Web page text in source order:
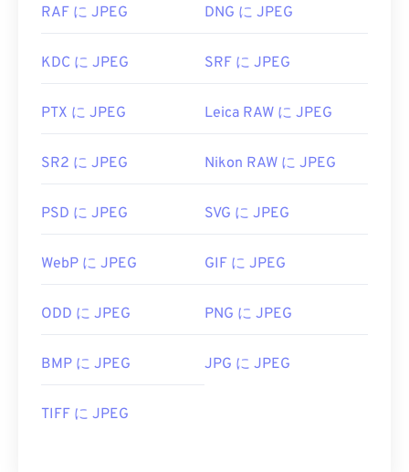
RAF に JPEG DNG に JPEG
KDC に JPEG SRF に JPEG
PTX に JPEG Leica RAW に JPEG
SR2 に JPEG Nikon RAW に JPEG
PSD に JPEG SVG に JPEG
WebP に JPEG GIF に JPEG
ODD に JPEG PNG に JPEG
BMP に JPEG JPG に JPEG
TIFF に JPEG